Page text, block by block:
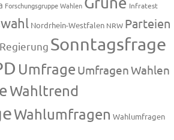
Forschungsgruppe Wahlen Infratest
Nordrhein-Westfalen NRW Parteien
Regierung Sonntagsfrage
Umfrage UmfragenWahlen
Wahltrend
Wahlumfragen Wahlumfragen